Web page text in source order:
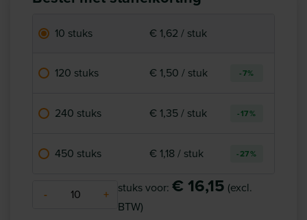
10 stuks € 1,62 / stuk
120 stuks € 1,50 / stuk -7%
240 stuks € 1,35 / stuk -17%
450 stuks € 1,18 / stuk -27%
- + stuks voor: € 16,15 (excl.
BTW)